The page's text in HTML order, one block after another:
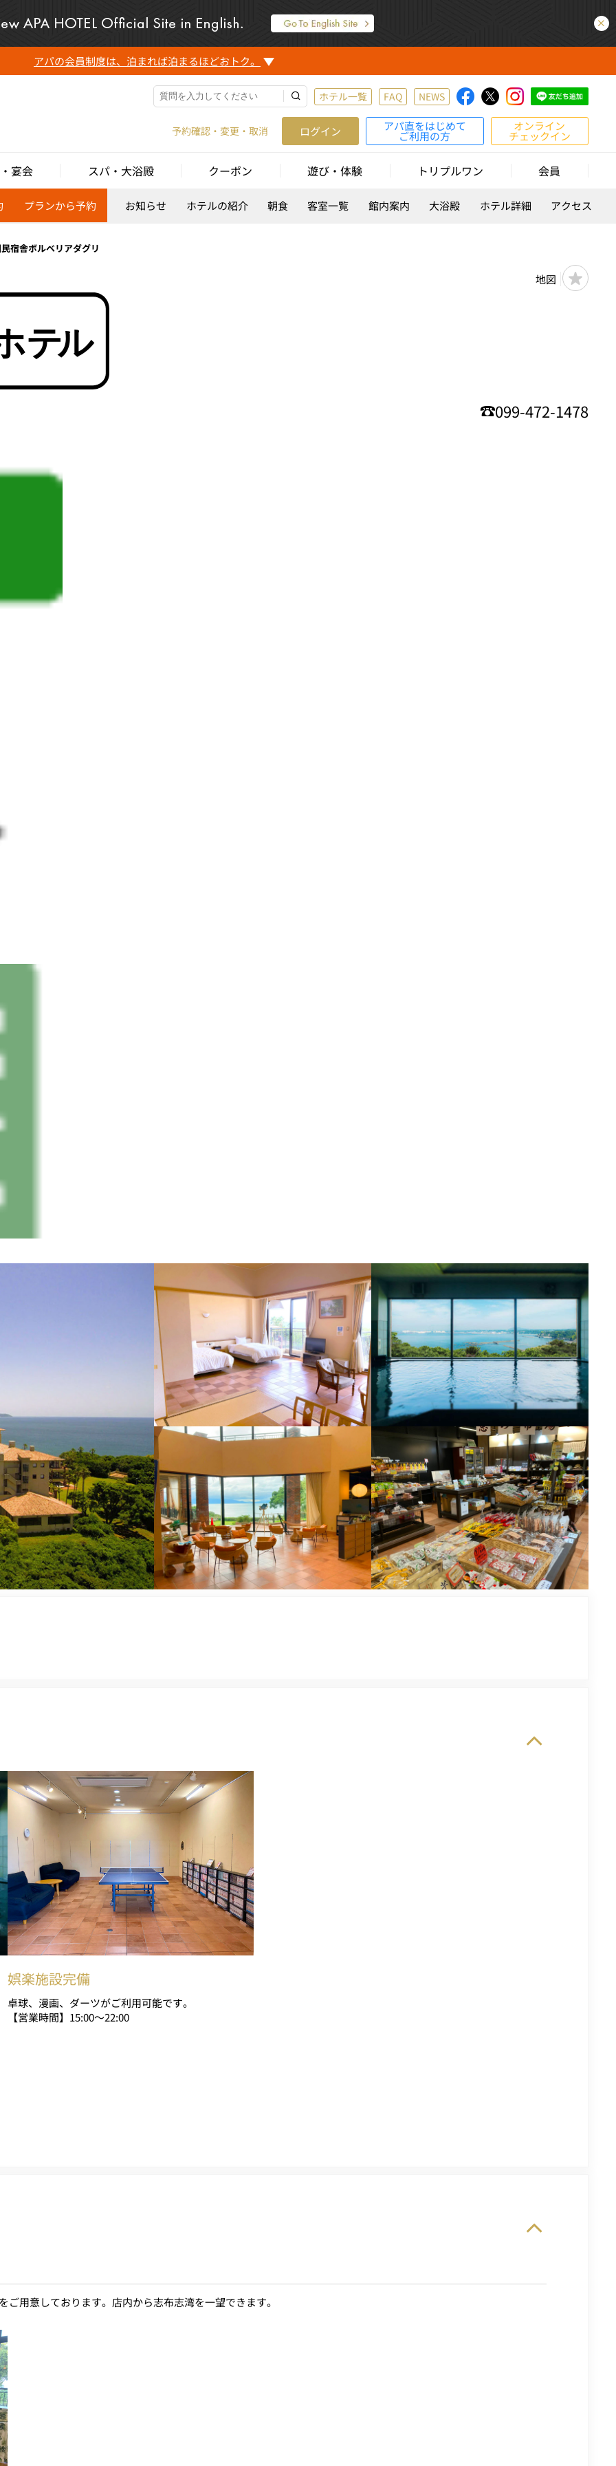
アパの会員制度は、泊まれば泊まるほどおトク。
ホテル一覧 FAQ NEWS
予約確認・変更・取消 ログイン アパ直をはじめて
ご利用の方
オンライン
チェックイン
宴会 スパ・大浴殿 クーポン 遊び・体験 トリプルワン 会員
プランから予約 お知らせ ホテルの紹介 朝食 客室一覧 館内案内 大浴殿 ホテル詳細 アクセス
宿舎ボルベリアダグリ
地図
099-472-1478
娯楽施設完備
卓球、漫画、ダーツがご利用可能です。
【営業時間】15:00～22:00
用意しております。店内から志布志湾を一望できます。